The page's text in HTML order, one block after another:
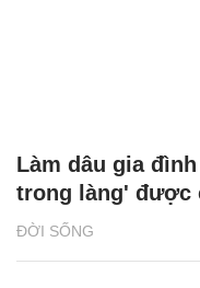
ĐỜI SỐNG
Làm dâu gia
trong làng' được